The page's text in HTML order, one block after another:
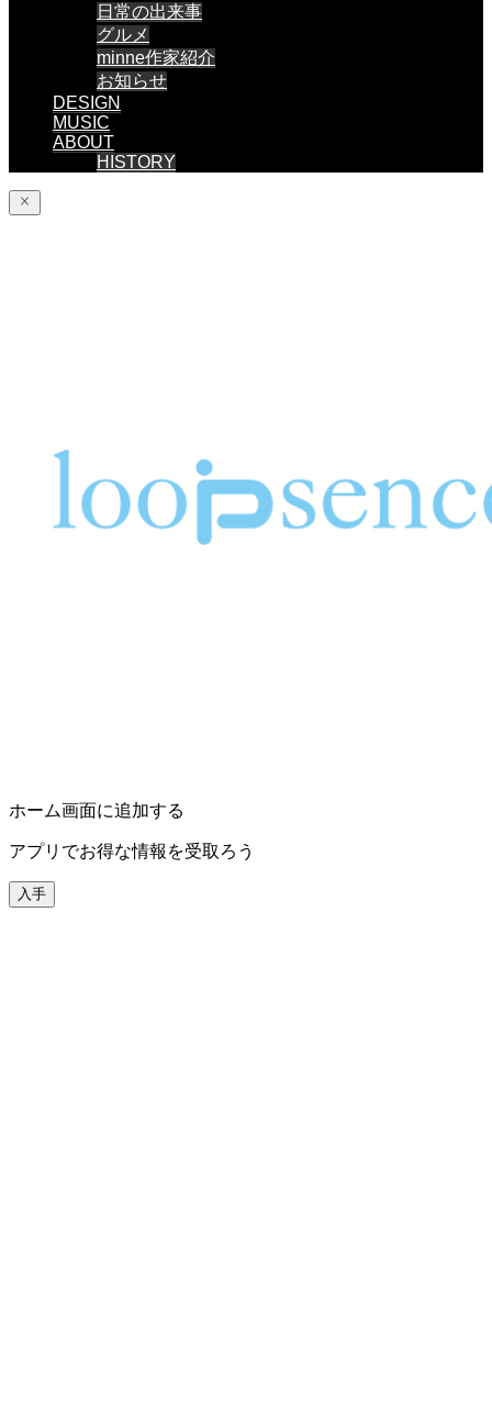
日常の出来事
グルメ
minne作家紹介
お知らせ
DESIGN
MUSIC
ABOUT
HISTORY
ホーム画面に追加する
アプリでお得な情報を受取ろう
入手